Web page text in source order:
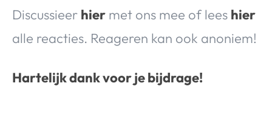
Discussieer hier met ons mee of lees hier
alle reacties. Reageren kan ook anoniem!
Hartelijk dank voor je bijdrage!